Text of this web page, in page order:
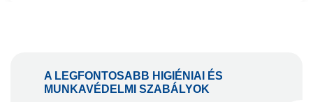
A LEGFONTOSABB HIGIÉNIAI ÉS
MUNKAVÉDELMI SZABÁLYOK